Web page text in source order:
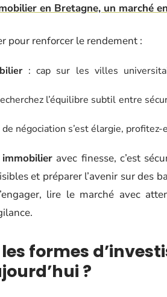
en Bretagne, un marché
pour renforcer le rendement :
: cap sur les villes
l’équilibre subtil entre
négociation s’est élargie,
avec finesse, c’est
et préparer l’avenir sur des
lire le marché avec
formes
?